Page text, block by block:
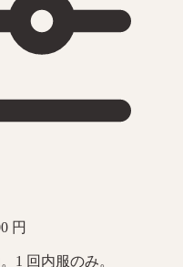
円
1 回内服のみ。